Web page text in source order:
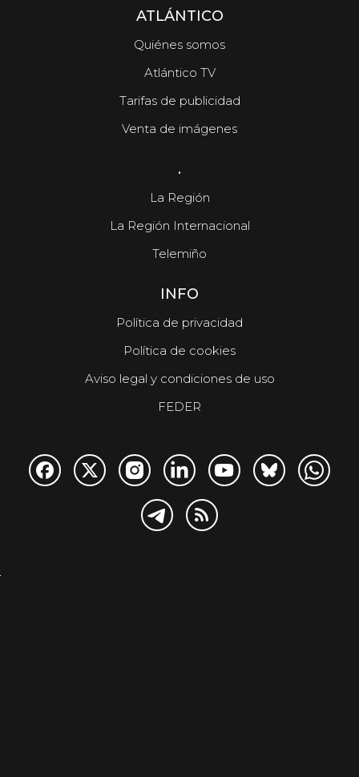
ATLÁNTICO
Quiénes somos
Atlántico TV
Tarifas de publicidad
Venta de imágenes
.
La Región
La Región Internacional
Telemiño
INFO
Política de privacidad
Política de cookies
Aviso legal y condiciones de uso
FEDER